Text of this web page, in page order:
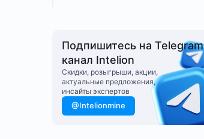
Подпишитесь на Telegram
канал Intelion
Cкидки, розыгрыши, акции,
актуальные предложения,
инсайты экспертов
@Intelionmine